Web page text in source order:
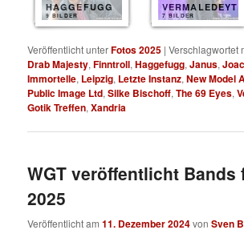
HAGGEFUGG
9 BILDER
VERMALEDEYT
7 BILDER
Veröffentlicht unterFotos 2025 |Verschlagwortet
Drab Majesty,Finntroll,Haggefugg,Janus,
Immortelle, Leipzig, Letzte Instanz,New Model
Public Image Ltd,Silke Bischoff,The 69 Eyes,
Gotik Treffen,Xandria
WGT veröffentlicht Bands
2025
Veröffentlicht am11. Dezember 2024vonSven